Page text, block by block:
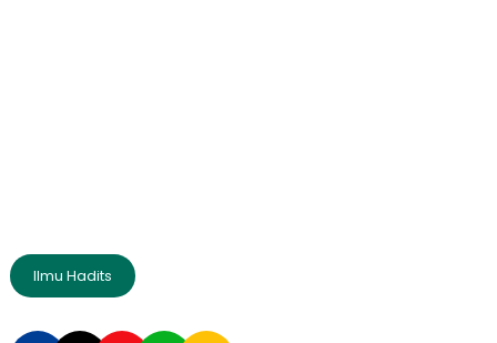
Ilmu Hadits